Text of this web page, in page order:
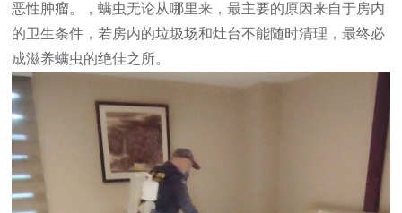
恶性肿瘤。，螨虫无论从哪里来，最主要的原因来自于房内
的卫生条件，若房内的垃圾场和灶台不能随时清理，最终必
成滋养螨虫的绝佳之所。